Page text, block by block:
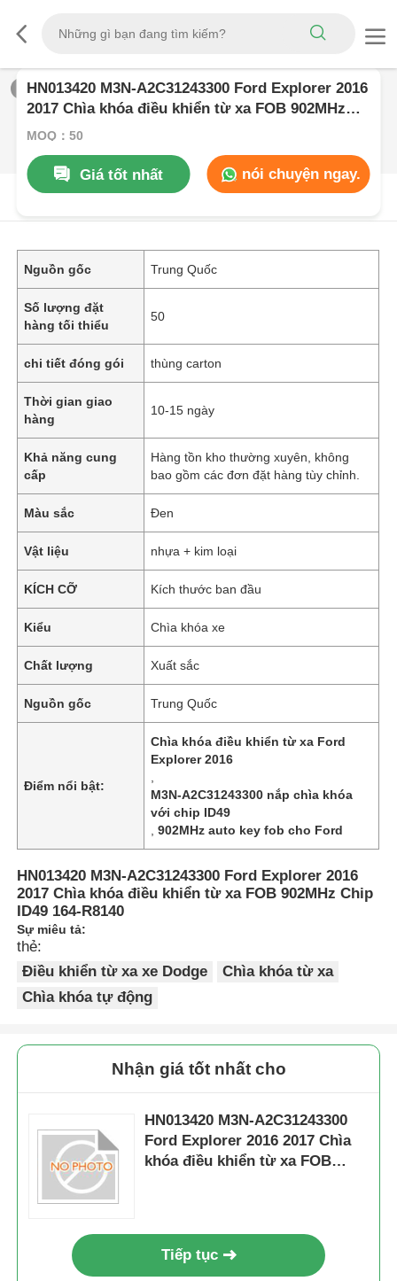
/ 0
HN013420 M3N-A2C31243300 Ford Explorer 2016
2017 Chìa khóa điều khiển từ xa FOB 902MHz
Chip ID49 164-R8140
MOQ：50
Giá tốt nhất
nói chuyện ngay.
Mô Tả SảN PHẩM
Nguồn gốc Trung Quốc
Số lượng đặt
hàng tối thiểu
50
chi tiết đóng gói thùng carton
Thời gian giao
hàng
10-15 ngày
Khả năng cung
cấp
Hàng tồn kho thường xuyên, không
bao gồm các đơn đặt hàng tùy chỉnh.
Màu sắc Đen
Vật liệu nhựa + kim loại
KÍCH CỠ Kích thước ban đầu
Kiểu Chìa khóa xe
Chất lượng Xuất sắc
Nguồn gốc Trung Quốc
Điểm nổi bật:
Chìa khóa điều khiển từ xa Ford
Explorer 2016
M3N-A2C31243300 nắp chìa khóa
với chip ID49
,902MHz auto key fob cho Ford
HN013420 M3N-A2C31243300 Ford Explorer 2016
2017 Chìa khóa điều khiển từ xa FOB 902MHz Chip
ID49 164-R8140
Sự miêu tả:
thẻ:
Điều khiển từ xa xe Dodge
Chìa khóa từ xa
Chìa khóa tự động
Nhận giá tốt nhất cho
HN013420 M3N-A2C31243300
Ford Explorer 2016 2017 Chìa
khóa điều khiển từ xa FOB
Tiếp tục